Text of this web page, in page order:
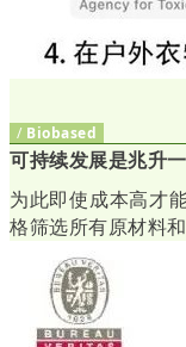
/ Biobased
可持续发展是兆升
为此即使成本高才
格筛选所有原材料